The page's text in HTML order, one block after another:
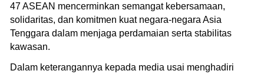
47 ASEAN mencerminkan semangat kebersamaan,
solidaritas, dan komitmen kuat negara-negara Asia
Tenggara dalam menjaga perdamaian serta stabilitas
kawasan.
Dalam keterangannya kepada media usai menghadiri